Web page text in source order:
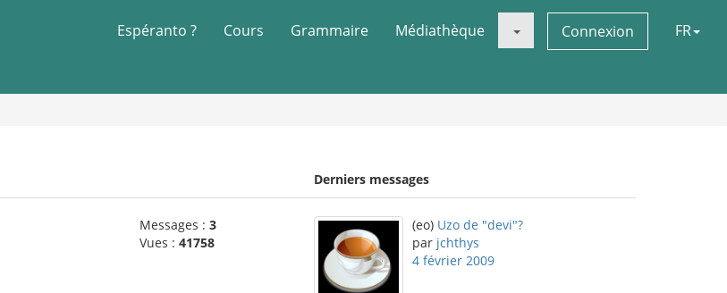
Espéranto ? Cours Grammaire Médiathèque Connexion FR
Derniers messages
Messages : 3
Vues : 41758
(eo) Uzo de "devi"?
par jchthys
4 février 2009